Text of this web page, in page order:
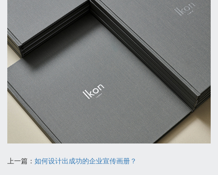
上一篇： 如何设计出成功的企业宣传画册？